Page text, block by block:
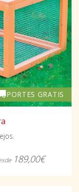
PORTES GRATIS
189,00€